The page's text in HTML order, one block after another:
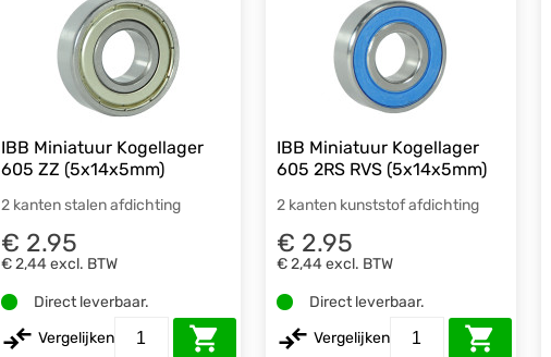
IBB Miniatuur Kogellager
605 ZZ (5x14x5mm)
2 kanten stalen afdichting
€ 2.95
€ 2,44 excl. BTW
Direct leverbaar.
Vergelijken
IBB Miniatuur Kogellager
605 2RS RVS (5x14x5mm)
2 kanten kunststof afdichting
€ 2.95
€ 2,44 excl. BTW
Direct leverbaar.
Vergelijken